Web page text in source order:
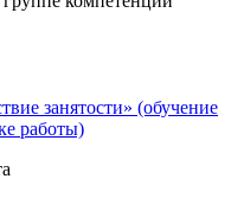
занятости» (обучение
работы)